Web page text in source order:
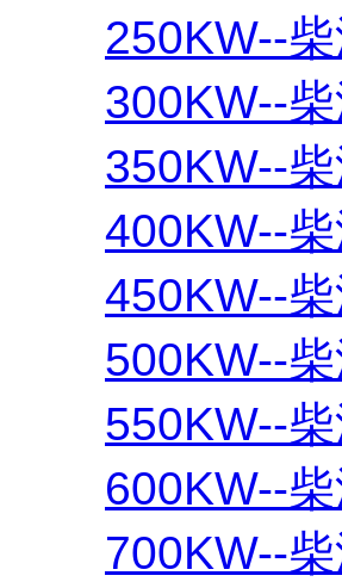
250KW--
300KW--
350KW--
400KW--
450KW--
500KW--
550KW--
600KW--
700KW--